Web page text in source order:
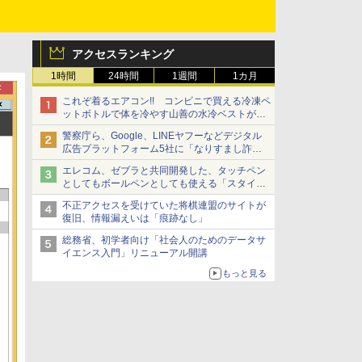
アクセスランキング
1時間 24時間 1週間 1カ月
これぞ着るエアコン!! コンビニで買える冷凍ペ
ットボトルで体を冷やす山善の水冷ベストがロ
ードバイクにちょうどいい【ぼっち・ざ・ろー
ど！その14】【空いた時間でなにしてる？】
警察庁ら、Google、LINEヤフーなどデジタル
広告プラットフォーム5社に「なりすまし詐欺
広告」対策強化を要請 著名人の写真や映像を
使った投資詐欺などへの対策として
エレコム、ゼブラと共同開発した、タッチペン
としてもボールペンとしても使える「スタイラ
スツーウェイ」発売 iPadにも紙にも、持ち替
えずに書き込める
不正アクセスを受けていた将棋連盟のサイトが
復旧、情報漏えいは「痕跡なし」
総務省、初学者向け「社会人のためのデータサ
イエンス入門」リニューアル開講
もっと見る